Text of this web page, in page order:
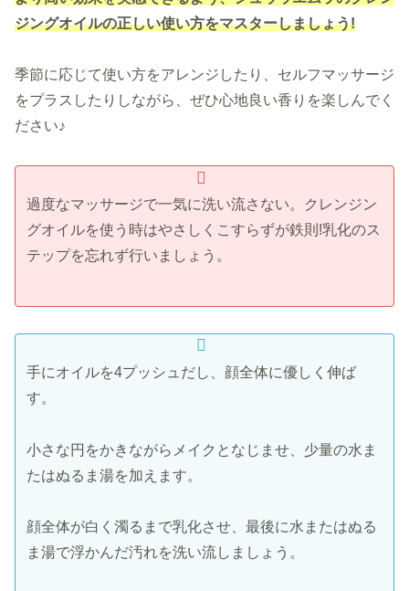
ジングオイルの正しい使い方をマスターしましょう!
季節に応じて使い方をアレンジしたり、セルフマッサージ
をプラスしたりしながら、ぜひ心地良い香りを楽しんでく
ださい♪
過度なマッサージで一気に洗い流さない。クレンジン
グオイルを使う時はやさしくこすらずが鉄則!乳化のス
テップを忘れず行いましょう。
手にオイルを4プッシュだし、顔全体に優しく伸ば
す。
小さな円をかきながらメイクとなじませ、少量の水ま
たはぬるま湯を加えます。
顔全体が白く濁るまで乳化させ、最後に水またはぬる
ま湯で浮かんだ汚れを洗い流しましょう。